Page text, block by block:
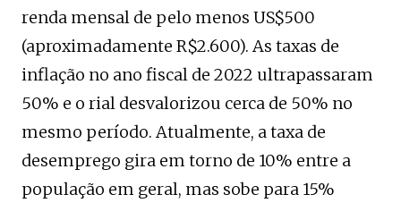
renda mensal de pelo menos US$500
(aproximadamente R$2.600). As taxas de
inflação no ano fiscal de 2022 ultrapassaram
50% e o rial desvalorizou cerca de 50% no
mesmo período. Atualmente, a taxa de
desemprego gira em torno de 10% entre a
população em geral, mas sobe para 15%